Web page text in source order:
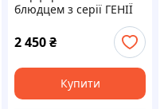
блюдцем з серії ГЕНІЇ
"Людвіг ван Бетховен"
від німецького бренду
Tassen 260 мл
2 450₴
Купити